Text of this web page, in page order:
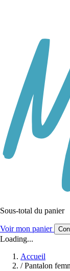
Sous-total du panier
Voir mon panier
Loading...
Accueil
/ Pantalon